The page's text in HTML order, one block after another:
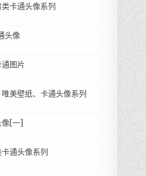
类卡通头像系列
头像
图片
唯美壁纸、卡通头像系列
像[一]
卡通头像系列